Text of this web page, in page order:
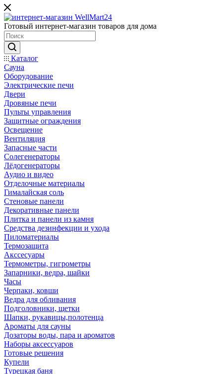
Готовый интернет-магазин товаров для дома
Каталог
Сауна
Оборудование
Электрические печи
Двери
Дровяные печи
Пульты управления
Защитные ограждения
Освещение
Вентиляция
Запасные части
Солегенераторы
Лёдогенераторы
Аудио и видео
Отделочные материалы
Гималайская соль
Стеновые панели
Декоративные панели
Плитка и панели из камня
Средства дезинфекции и ухода
Пиломатериалы
Термозащита
Аксcесуары
Термометры, гигрометры
Запарники, ведра, шайки
Часы
Черпаки, ковши
Ведра для обливания
Подголовники, щетки
Шапки, рукавицы,полотенца
Ароматы для сауны
Дозаторы воды, пара и ароматов
Наборы аксессуаров
Готовые решения
Купели
Турецкая баня